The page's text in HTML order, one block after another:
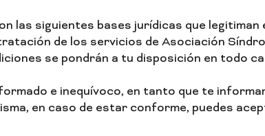
las siguientes bases jurídicas que legitiman
de los servicios de Asociación
se pondrán a tu disposición en todo
e inequívoco, en tanto que te
en caso de estar conforme, puedes